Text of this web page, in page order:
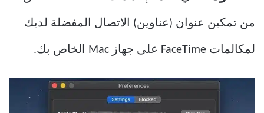
من تمكين عنوان (عناوين) الاتصال المفضلة لديك
لمكالمات FaceTime على جهاز Mac الخاص بك.